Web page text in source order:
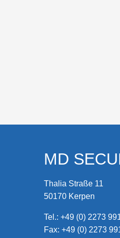
MD
Thalia Straße 11
50170 Kerpen
Tel.: +49 (0) 2273
Fax: +49 (0) 2273